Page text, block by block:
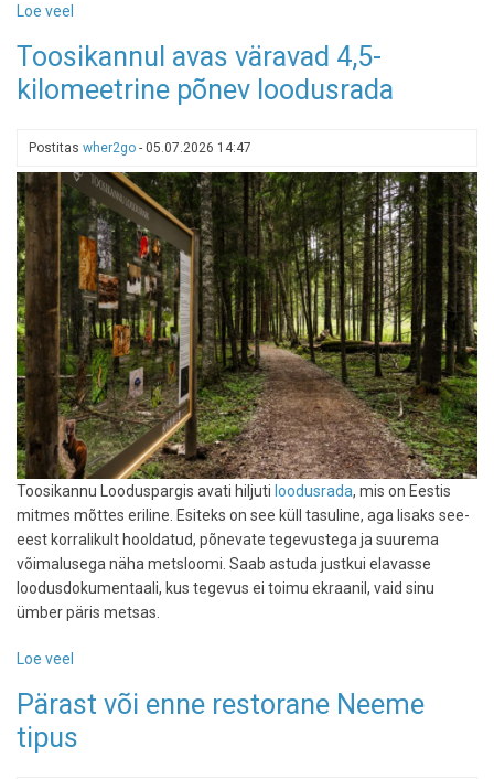
Loe veel
tsivilisatsiooni
piiril:
matka,
mis
lõppevad
pehmes
voodis
Toosikannul avas väravad 4,5-
kilomeetrine põnev loodusrada
Postitas wher2go - 05.07.2026 14:47
Toosikannu Looduspargis avati hiljuti loodusrada, mis on Eestis
mitmes mõttes eriline. Esiteks on see küll tasuline, aga lisaks see-
eest korralikult hooldatud, põnevate tegevustega ja suurema
võimalusega näha metsloomi. Saab astuda justkui elavasse
loodusdokumentaali, kus tegevus ei toimu ekraanil, vaid sinu
ümber päris metsas.
Loe veel
avas
väravad
Pärast või enne restorane Neeme
tipus